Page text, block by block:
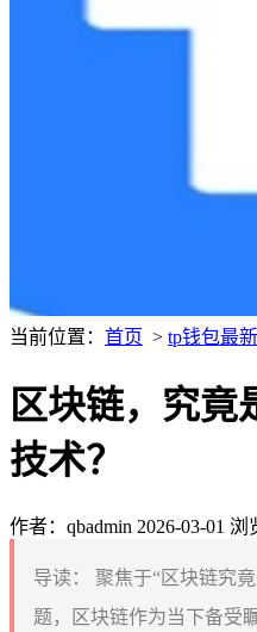
当前位置： 首页 > tp钱包最
区块链，究竟
技术？
作者：qbadmin 2026-03-01 浏
导读：
聚焦于“区块链究
题，区块链作为当下备受